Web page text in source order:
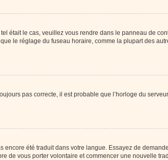
était le cas, veuillez vous rendre dans le panneau de
le réglage du fuseau horaire, comme la plupart des
pas correcte, il est probable que l’horloge du
été traduit dans votre langue. Essayez de
de vous porter volontaire et commencer une nouvelle